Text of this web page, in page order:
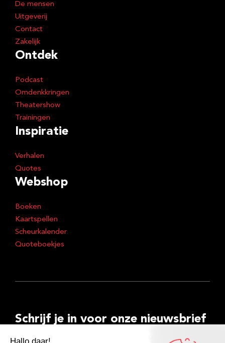
De mensen
Uitgeverij
Contact
Zakelijk
Ontdek
Podcast
Omdenkkringen
Theatershow
Trainingen
Inspiratie
Verhalen
Quotes
Webshop
Boeken
Kaartspellen
Scheurkalender
Quoteboekjes
Schrijf je in voor onze nieuwsbrief